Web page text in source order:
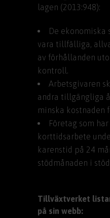
lagen (2013:948):
De ekonomiska
vara tillfälliga,
av förhållanden
kontroll.
Arbetsgivaren
andra tillgängliga
minska kostnaden
Företag som
korttidsarbete
karenstid på 24
stödmånaden i
Tillväxtverket
på sin webb: